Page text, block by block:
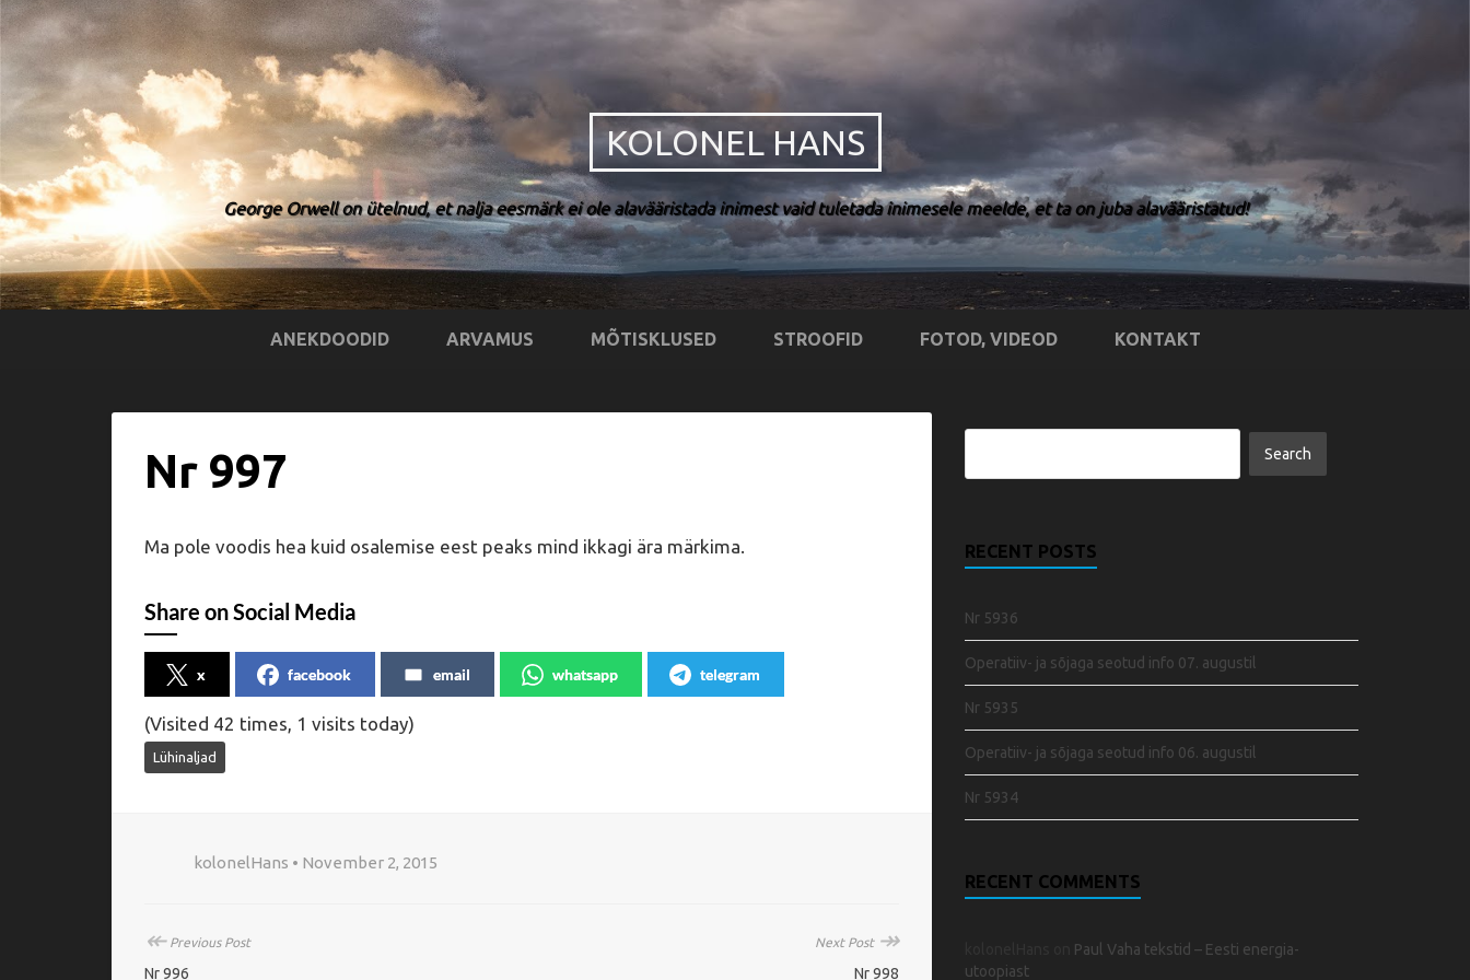
KOLONEL HANS
George Orwell on ütelnud, et nalja eesmärk ei ole alavääristada inimest vaid tuletada inimesele meelde, et ta on juba alavääristatud!
ANEKDOODID ARVAMUS MÕTISKLUSED STROOFID FOTOD, VIDEOD KONTAKT
Nr 997
Ma pole voodis hea kuid osalemise eest peaks mind ikkagi ära märkima.
Share on Social Media
x facebook email whatsapp telegram
(Visited 42 times, 1 visits today)
Lühinaljad
kolonelHans • November 2, 2015
↞Previous Post
Nr 996
Next Post ↠
Nr 998
RECENT POSTS
Nr 5936
Operatiiv- ja sõjaga seotud info 07. augustil
Nr 5935
Operatiiv- ja sõjaga seotud info 06. augustil
Nr 5934
RECENT COMMENTS
Paul Vaha tekstid – Eesti energia-
utoopiast